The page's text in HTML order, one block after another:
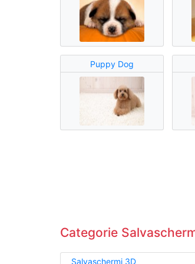
Puppy Dog
Categorie
Salvaschermi 3D